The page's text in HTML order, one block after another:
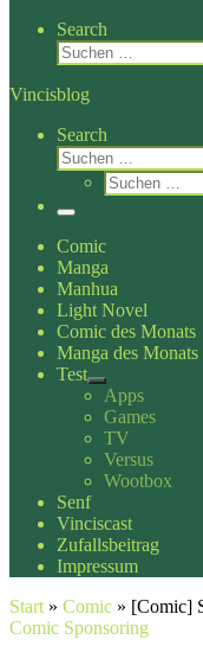
Search
Suche
Vincisblog
Search
Suche
Suche
Menü
Comic
Manga
Manhua
Light Novel
Comic des Monats
Manga des Monats
Test
Apps
Games
TV
Versus
Wootbox
Senf
Vinciscast
Zufallsbeitrag
Impressum
Start » Comic » [Comic]
Comic Sponsoring